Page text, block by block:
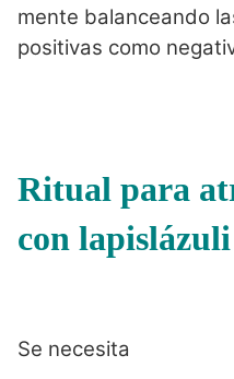
mente balanceando
positivas como
Ritual para
con lapislázuli
Se necesita